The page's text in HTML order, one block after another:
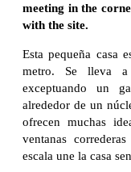
meeting in the
with the site.
Esta pequeña casa
metro. Se lleva
exceptuando un
alrededor de un
ofrecen muchas
ventanas
escala une la casa